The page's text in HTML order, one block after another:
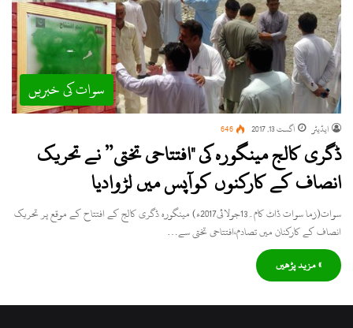
سوات کی خبریں
ایڈیٹر اگست 13, 2017 646
ڈگری کالج مینگورہ کی "افتتاحی تختی” نے تحریک
انصاف کے کارکنوں کوآپس میں لڑوادیا
سوات(زما سوات ڈاٹ کام۔13جولائی2017ء) مینگورہ ڈگری کالج کے افتتاح کے موقع پر تحریک
انصاف کے کارکنان میں تصادم،افتتاحی تختی سے…
» مزید پڑھیں